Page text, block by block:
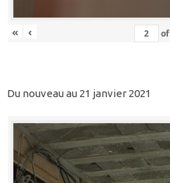
« ‹ of
Du nouveau au 21 janvier 2021